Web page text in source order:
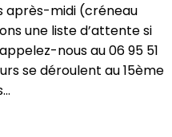
après-midi (créneau
une liste d’attente si
nous au 06 95 51
se déroulent au 15ème